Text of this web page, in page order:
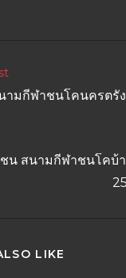
ามกีฬาชนโคนครตรั
น สนามกีฬาชนโคบ้
LIKE